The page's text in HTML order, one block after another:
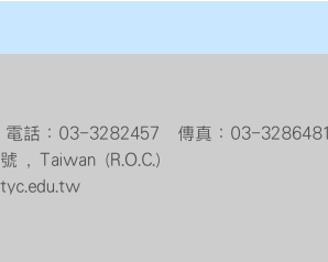
話：03-3282457 傳真：03-3286481
, Taiwan (R.O.C.)